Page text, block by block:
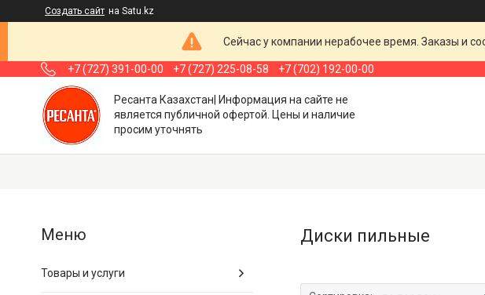
Создать сайт на Satu.kz
Сейчас у компании нерабочее время. Заказы и
+7 (727) 391-00-00 +7 (727) 225-08-58 +7 (702) 192-00-00
Ресанта Казахстан| Информация на сайте не
является публичной офертой. Цены и наличие
просим уточнять
Диски пильные
Товары и услуги